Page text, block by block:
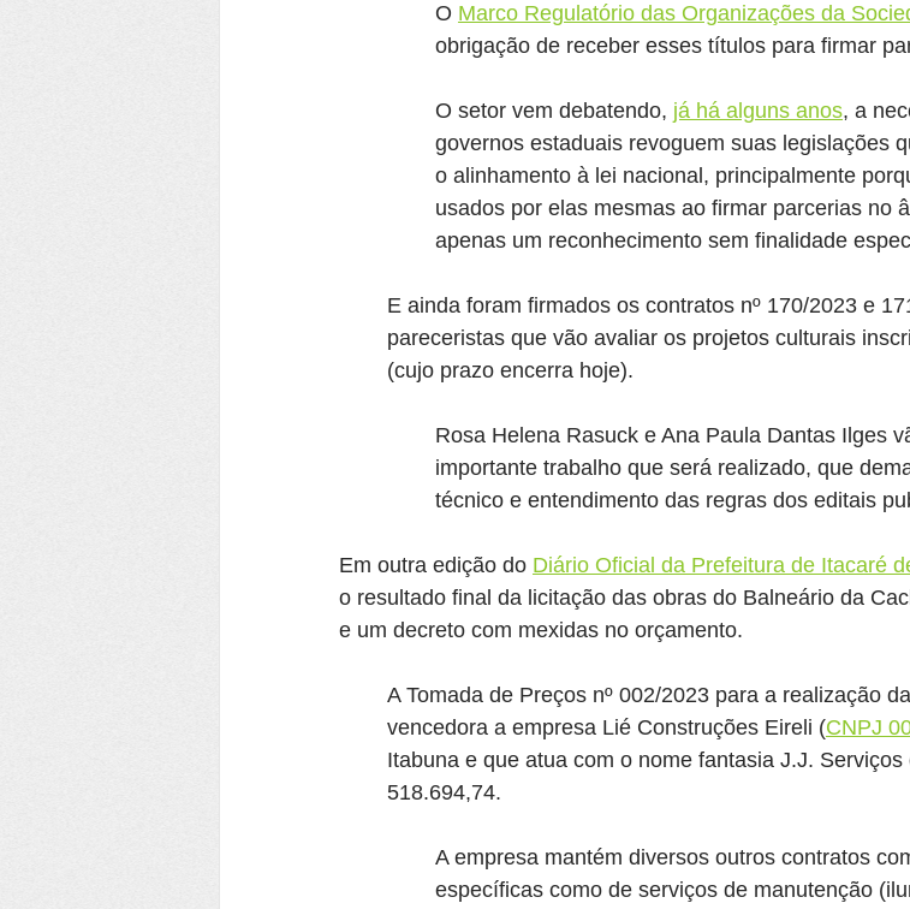
O Marco Regulatório das Organizações da
obrigação de receber esses títulos para firmar
O setor vem debatendo, já há alguns anos, a
governos estaduais revoguem suas legislações
o alinhamento à lei nacional, principalmente
usados por elas mesmas ao firmar parcerias no
apenas um reconhecimento sem finalidade
E ainda foram firmados os contratos nº 170/2023 e
pareceristas que vão avaliar os projetos culturais
(cujo prazo encerra hoje).
Rosa Helena Rasuck e Ana Paula Dantas Ilges
importante trabalho que será realizado, que
técnico e entendimento das regras dos editais
Em outra edição do Diário Oficial da Prefeitura de Itacaré
o resultado final da licitação das obras do Balneário da
e um decreto com mexidas no orçamento.
A Tomada de Preços nº 002/2023 para a realização
vencedora a empresa Lié Construções Eireli (CNPJ
Itabuna e que atua com o nome fantasia J.J.
518.694,74.
A empresa mantém diversos outros contratos
específicas como de serviços de manutenção